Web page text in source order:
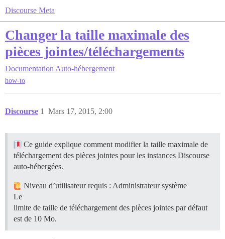
Discourse Meta
Changer la taille maximale des
pièces jointes/téléchargements
Documentation Auto-hébergement
how-to
Discourse Mars 17, 2015, 2:00
1
Ce guide explique comment modifier la taille maximale de
téléchargement des pièces jointes pour les instances Discourse
auto-hébergées.
Niveau d’utilisateur requis : Administrateur système
Le
limite de taille de téléchargement des pièces jointes par défaut
est de 10 Mo.